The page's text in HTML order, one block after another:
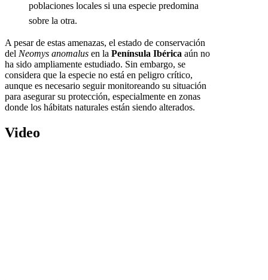
poblaciones locales si una especie predomina
sobre la otra.
A pesar de estas amenazas, el estado de conservación
del Neomys anomalus en la Península Ibérica aún no
ha sido ampliamente estudiado. Sin embargo, se
considera que la especie no está en peligro crítico,
aunque es necesario seguir monitoreando su situación
para asegurar su protección, especialmente en zonas
donde los hábitats naturales están siendo alterados.
Video